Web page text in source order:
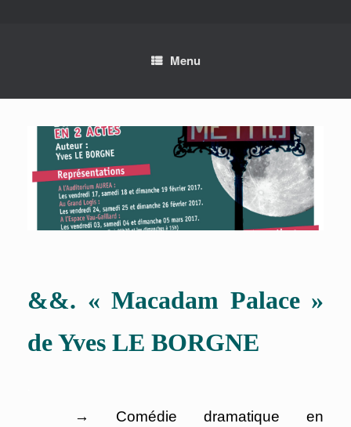
Menu
&&. « Macadam Palace »
de Yves LE BORGNE
→ Comédie dramatique en